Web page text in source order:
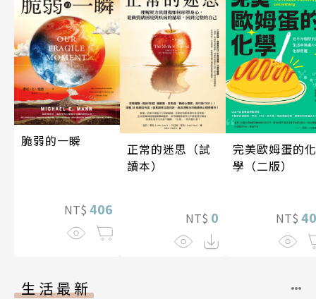
脆弱的一瞬
NT$ 406
正常的迷思（試
讀本）
NT$ 0
完美歐姆蛋的化
學（二版）
NT$
生活最新